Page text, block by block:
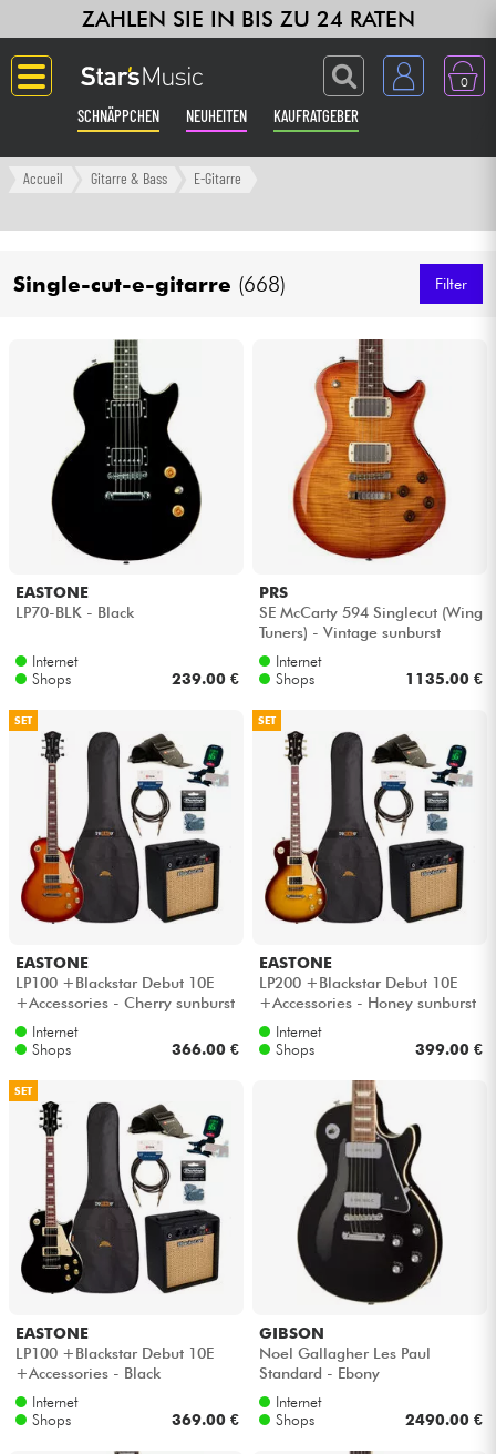
ZAHLEN SIE IN BIS ZU 24 RATEN
0
SCHNÄPPCHEN NEUHEITEN KAUFRATGEBER
Langue
Verstärker & Effekte
Klaviere & Piano
Synths & samplers
Studio
Licht
Drums
Blasinstrumente
Violinen & Quartett
Kinder
Kabel & Zubehöre
HiFi
Bundle
Sehen Sie sich unsere Marken an
Accueil Gitarre & Bass E-Gitarre
Single-cut-e-gitarre (668) Filter
EASTONE
LP70-BLK - Black
Internet
Shops
239.00 €
PRS
SE McCarty 594 Singlecut (Wing
Tuners) - Vintage sunburst
Internet
Shops
1135.00 €
SET
EASTONE
LP100 +Blackstar Debut 10E
+Accessories - Cherry sunburst
Internet
Shops
366.00 €
SET
EASTONE
LP200 +Blackstar Debut 10E
+Accessories - Honey sunburst
Internet
Shops
399.00 €
SET
EASTONE
LP100 +Blackstar Debut 10E
+Accessories - Black
Internet
Shops
369.00 €
GIBSON
Noel Gallagher Les Paul
Standard - Ebony
Internet
Shops
2490.00 €